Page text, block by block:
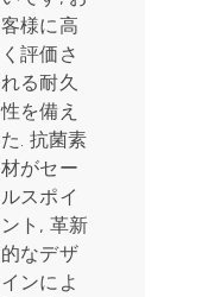
客様に高
く評価さ
れる耐久
性を備え
た. 抗菌素
材がセー
ルスポイ
ント, 革新
的なデザ
インによ